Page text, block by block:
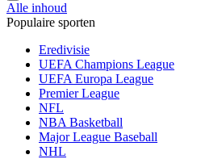
Alle inhoud
Populaire sporten
Eredivisie
UEFA Champions League
UEFA Europa League
Premier League
NFL
NBA Basketball
Major League Baseball
NHL